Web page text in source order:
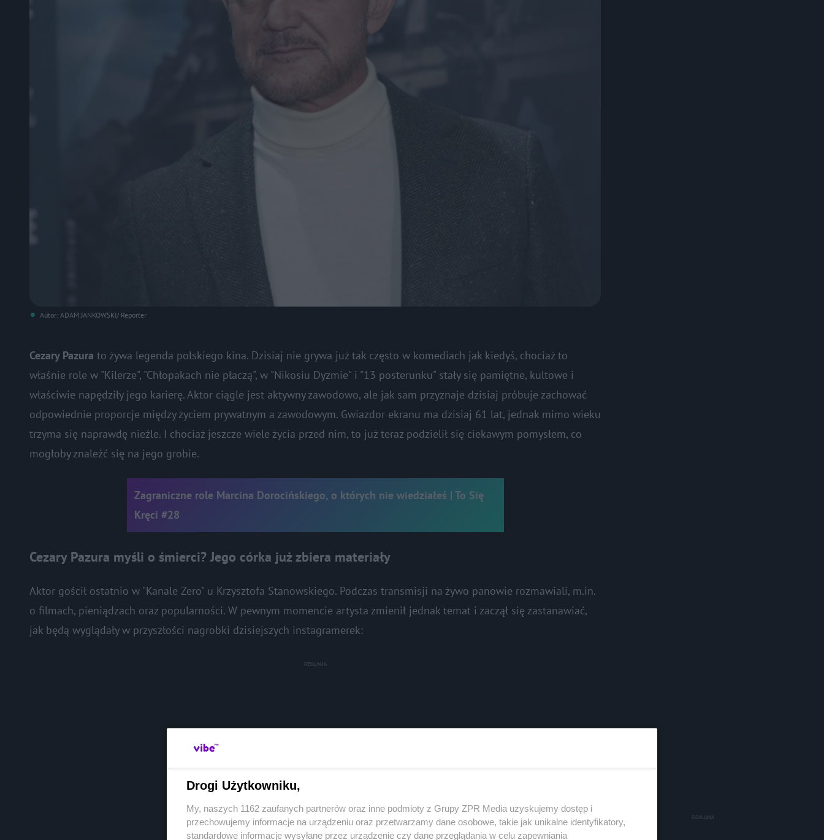
Autor: ADAM JANKOWSKI/ Reporter
Cezary Pazura to żywa legenda polskiego kina. Dzisiaj nie grywa już tak często w komediach jak kiedyś, chociaż to
właśnie role w "Kilerze", "Chłopakach nie płaczą", w "Nikosiu Dyzmie" i "13 posterunku" stały się pamiętne, kultowe i
właściwie napędziły jego karierę. Aktor ciągle jest aktywny zawodowo, ale jak sam przyznaje dzisiaj próbuje zachować
odpowiednie proporcje między życiem prywatnym a zawodowym. Gwiazdor ekranu ma dzisiaj 61 lat, jednak mimo wieku
trzyma się naprawdę nieźle. I chociaż jeszcze wiele życia przed nim, to już teraz podzielił się ciekawym pomysłem, co
mogłoby znaleźć się na jego grobie.
Zagraniczne role Marcina Dorocińskiego, o których nie wiedziałeś | To Się
Kręci #28
Cezary Pazura myśli o śmierci? Jego córka już zbiera materiały
Aktor gościł ostatnio w "Kanale Zero" u Krzysztofa Stanowskiego. Podczas transmisji na żywo panowie rozmawiali, m.in.
o filmach, pieniądzach oraz popularności. W pewnym momencie artysta zmienił jednak temat i zaczął się zastanawiać,
jak będą wyglądały w przyszłości nagrobki dzisiejszych instagramerek:
Drogi Użytkowniku,
My, naszych 1162 zaufanych partnerów oraz inne podmioty z Grupy ZPR Media uzyskujemy dostęp i
przechowujemy informacje na urządzeniu oraz przetwarzamy dane osobowe, takie jak unikalne identyfikatory,
standardowe informacje wysyłane przez urządzenie czy dane przeglądania w celu zapewniania